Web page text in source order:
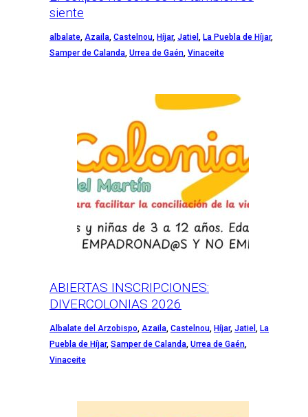
siente
albalate, Azaila, Castelnou, Híjar, Jatiel , La Puebla de Híjar,
Samper de Calanda, Urrea de Gaén, Vinaceite
ABIERTAS INSCRIPCIONES:
DIVERCOLONIAS 2026
Albalate del Arzobispo, Azaila, Castelnou, Híjar, Jatiel , La
Puebla de Híjar, Samper de Calanda, Urrea de Gaén,
Vinaceite